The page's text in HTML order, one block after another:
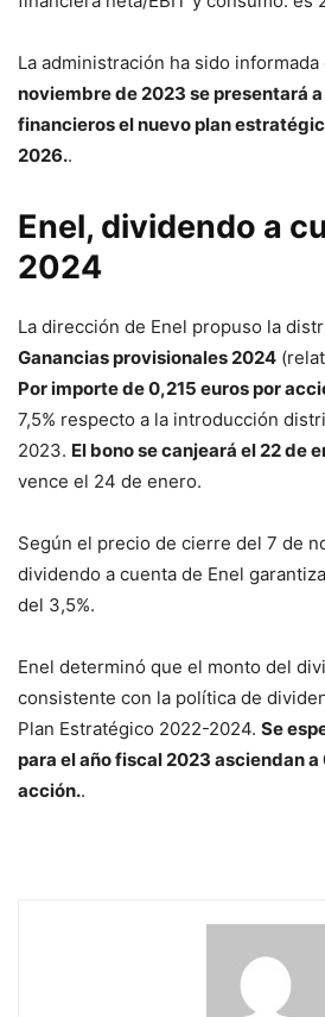
La administración ha sido informada
noviembre de 2023 se presentará
financieros el nuevo plan
2026..
Enel, dividendo a
2024
La dirección de Enel propuso la
Ganancias provisionales 2024
Por importe de 0,215 euros por
7,5% respecto a la introducción
2023. El bono se canjeará el 22 de
vence el 24 de enero.
Según el precio de cierre del 7 de
dividendo a cuenta de Enel
del 3,5%.
Enel determinó que el monto del
consistente con la política de
Plan Estratégico 2022-2024. Se
para el año fiscal 2023 asciendan
acción..